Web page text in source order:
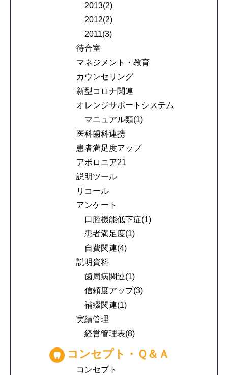
2013(2)
2012(2)
2011(3)
待合室
マネジメント・教育
カウンセリング
新型コロナ関連
オレンジサポートシステム
マニュアル類(1)
医科歯科連携
患者満足度アップ
アポロニア21
説明ツール
リコール
アンケート
口腔機能低下症(1)
患者満足度(1)
自費関連(4)
説明資料
歯周病関連(1)
信頼度アップ(3)
補綴関連(1)
実績管理
経営管理表(8)
コンセプト・Ｑ＆Ａ
コンセプト